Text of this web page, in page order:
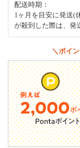
配送時期：
1ヶ月を目安に発送(
が殺到した際は、発
＼ポイ